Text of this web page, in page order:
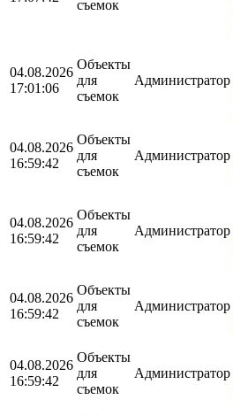
съемок
04.08.2026
17:01:06
Объекты
для
съемок
Администратор
04.08.2026
16:59:42
Объекты
для
съемок
Администратор
04.08.2026
16:59:42
Объекты
для
съемок
Администратор
04.08.2026
16:59:42
Объекты
для
съемок
Администратор
04.08.2026
16:59:42
Объекты
для
съемок
Администратор